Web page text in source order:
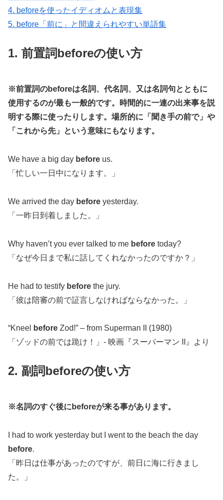
4. beforeを使ったイディオムと表現集
5. before「前に」と間違えられやすい単語集
1. 前置詞beforeの使い方
※前置詞のbeforeは名詞、代名詞、又は名詞句とともに
使用するのが最も一般的です。時間的に一連の出来事を説
明する際に使ったりします。場所的に「聞き手の前で」や
「これから先」という意味にもなります。
We have a big day before us.
「忙しい一日中になります。」
We arrived the day before yesterday.
「一昨日到着しました。」
Why haven’t you ever talked to me before today?
「なぜ今日まで私に話してくれなかったのですか？」
He had to testify before the jury.
「彼は陪審の前で証言しなければならなかった。」
“Kneel before Zod!” – from Superman II (1980)
「ゾッドの前では跪け！」- 映画『スーパーマン II』より
2. 副詞beforeの使い方
※名詞のすぐ後にbeforeが来る事があります。
I had to work yesterday but I went to the beach the day
before.
「昨日は仕事があったのですが、前日に海に行きまし
た。」